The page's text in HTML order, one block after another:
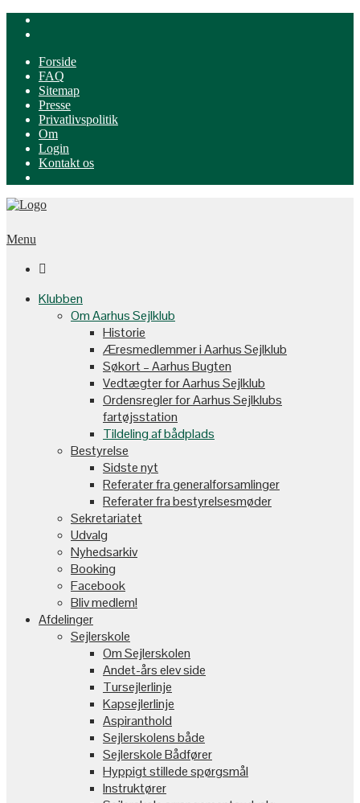
Forside
FAQ
Sitemap
Presse
Privatlivspolitik
Om
Login
Kontakt os
Menu

Klubben
Om Aarhus Sejlklub
Historie
Æresmedlemmer i Aarhus Sejlklub
Søkort – Aarhus Bugten
Vedtægter for Aarhus Sejlklub
Ordensregler for Aarhus Sejlklubs
fartøjsstation
Tildeling af bådplads
Bestyrelse
Sidste nyt
Referater fra generalforsamlinger
Referater fra bestyrelsesmøder
Sekretariatet
Udvalg
Nyhedsarkiv
Booking
Facebook
Bliv medlem!
Afdelinger
Sejlerskole
Om Sejlerskolen
Andet-års elev side
Tursejlerlinje
Kapsejlerlinje
Aspiranthold
Sejlerskolens både
Sejlerskole Bådfører
Hyppigt stillede spørgsmål
Instruktører